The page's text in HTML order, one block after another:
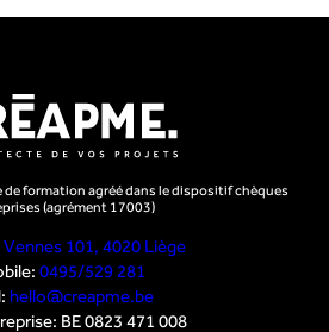
de formation agréé dans le dispositif chèques
(agrément 17003)
Vennes 101, 4020 Liège
0495/529 281
hello@creapme.be
BE 0823 471 008